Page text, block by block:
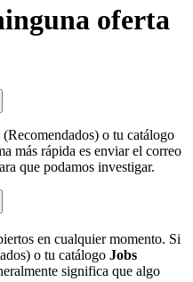
oferta
o tu catálogo
más rápida es enviar el correo
que podamos investigar.
en cualquier momento. Si
o tu catálogo Jobs
significa que algo